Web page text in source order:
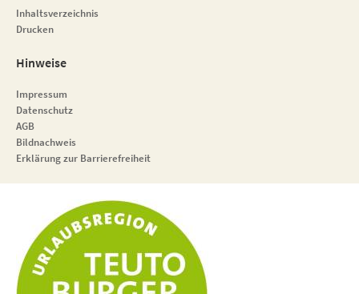
Inhaltsverzeichnis
Drucken
Hinweise
Impressum
Datenschutz
AGB
Bildnachweis
Erklärung zur Barrierefreiheit